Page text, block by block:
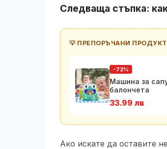
Следваща стъпка:
💡 ПРЕПОРЪЧАНИ
-72%
Машина за
балончета
33.99 лв
Ако искате да оставите